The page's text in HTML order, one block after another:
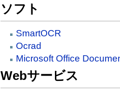
ソフト
SmartOCR
Ocrad
Microsoft Office
Webサービス